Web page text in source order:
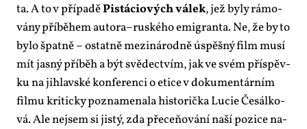
ta. A to v pří­pa­děPistá­ci­o­vých vá­lek, jež by­ly rá­mo­
vá­ny pří­bě­hem autora–ruského emi­gran­ta. Ne, že by to
by­lo špat­ně – ostat­ně me­zi­ná­rod­ně úspěš­ný film mu­sí
mít jas­ný pří­běh a být svě­dec­tvím, jak ve svém pří­spěv­
ku na jih­lav­ské kon­fe­ren­ci o eti­ce v do­ku­men­tár­ním
fil­mu kri­tic­ky po­zna­me­na­la his­to­rič­ka Lu­cie Če­sál­ko­
vá. Ale nejsem si jis­tý, zda pře­ce­ňo­vá­ní na­ší po­zi­ce na­